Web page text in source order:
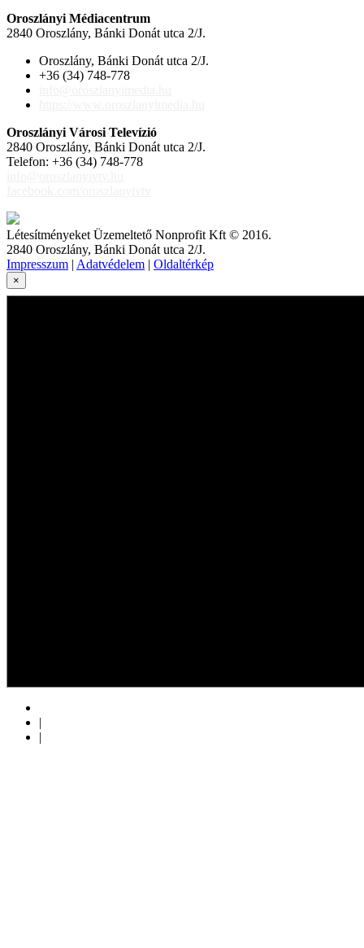
Oroszlányi Médiacentrum
2840 Oroszlány, Bánki Donát utca 2/J.
Oroszlány, Bánki Donát utca 2/J.
+36 (34) 748-778
Oroszlányi Városi Televízió
2840 Oroszlány, Bánki Donát utca 2/J.
Telefon: +36 (34) 748-778
Létesítményeket Üzemeltető Nonprofit Kft © 2016.
2840 Oroszlány, Bánki Donát utca 2/J.
Impresszum | Adatvédelem | Oldaltérkép
×